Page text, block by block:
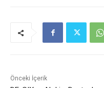
Önceki İçerik